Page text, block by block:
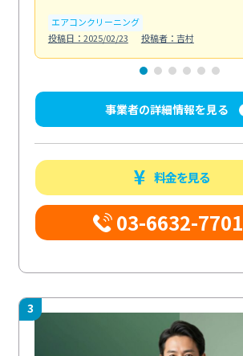
エアコンクリーニング
投稿日：2025/02/23
投稿者：吉村
事業者の詳細情報を見る
料金を見る
03-6632-7701
3